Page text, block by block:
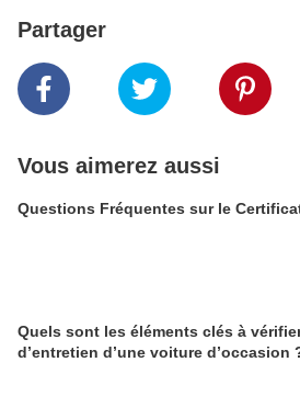
Partager
Vous aimerez aussi
Questions Fréquentes sur le
Quels sont les éléments clés à
d’entretien d’une voiture d’occasion